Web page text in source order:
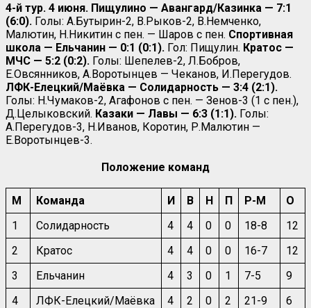
4-й тур. 4 июня. Пищулино — Авангард/Казинка — 7:1
(6:0). Голы: А.Бутырин-2, В.Рыков-2, В.Немченко,
Малютин, Н.Никитин с пен. — Шаров с пен. Спортивная
школа — Ельчанин — 0:1 (0:1). Гол: Пищулин. Кратос —
МЧС — 5:2 (0:2). Голы: Шепелев-2, Л.Бобров,
Е.Овсянников, А.Воротынцев — Чеканов, И.Перегудов.
ЛФК-Елецкий/Маёвка — Солидарность — 3:4 (2:1).
Голы: Н.Чумаков-2, Агафонов с пен. — Зенов-3 (1 с пен.),
Д.Целыковский. Казаки — Лавы — 6:3 (1:1). Голы:
А.Перегудов-3, Н.Иванов, Коротин, Р.Малютин —
Е.Воротынцев-3.
Положение команд
М Команда И В Н П Р-М
О
1
Солидарность 4 4 0 0 18-8
12
2
Кратос 4 4 0 0 16-7
12
3
Ельчанин 4 3 0 1 7-5
9
4
ЛФК-Елецкий/Маёвка 4 2 0 2 21-9
6